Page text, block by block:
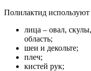
Полилактид используют
лица – овал,
область;
шеи и декольте;
плеч;
кистей рук;